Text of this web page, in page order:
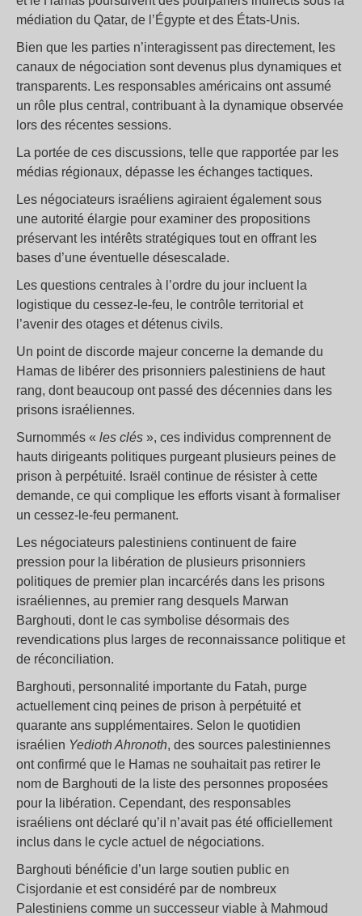
médiation du Qatar, de l’Égypte et des États-Unis.
Bien que les parties n’interagissent pas directement, les
canaux de négociation sont devenus plus dynamiques et
transparents. Les responsables américains ont assumé
un rôle plus central, contribuant à la dynamique observée
lors des récentes sessions.
La portée de ces discussions, telle que rapportée par les
médias régionaux, dépasse les échanges tactiques.
Les négociateurs israéliens agiraient également sous
une autorité élargie pour examiner des propositions
préservant les intérêts stratégiques tout en offrant les
bases d’une éventuelle désescalade.
Les questions centrales à l’ordre du jour incluent la
logistique du cessez-le-feu, le contrôle territorial et
l’avenir des otages et détenus civils.
Un point de discorde majeur concerne la demande du
Hamas de libérer des prisonniers palestiniens de haut
rang, dont beaucoup ont passé des décennies dans les
prisons israéliennes.
Surnommés « les clés », ces individus comprennent de
hauts dirigeants politiques purgeant plusieurs peines de
prison à perpétuité. Israël continue de résister à cette
demande, ce qui complique les efforts visant à formaliser
un cessez-le-feu permanent.
Les négociateurs palestiniens continuent de faire
pression pour la libération de plusieurs prisonniers
politiques de premier plan incarcérés dans les prisons
israéliennes, au premier rang desquels Marwan
Barghouti, dont le cas symbolise désormais des
revendications plus larges de reconnaissance politique et
de réconciliation.
Barghouti, personnalité importante du Fatah, purge
actuellement cinq peines de prison à perpétuité et
quarante ans supplémentaires. Selon le quotidien
israélien Yedioth Ahronoth, des sources palestiniennes
ont confirmé que le Hamas ne souhaitait pas retirer le
nom de Barghouti de la liste des personnes proposées
pour la libération. Cependant, des responsables
israéliens ont déclaré qu’il n’avait pas été officiellement
inclus dans le cycle actuel de négociations.
Barghouti bénéficie d’un large soutien public en
Cisjordanie et est considéré par de nombreux
Palestiniens comme un successeur viable à Mahmoud